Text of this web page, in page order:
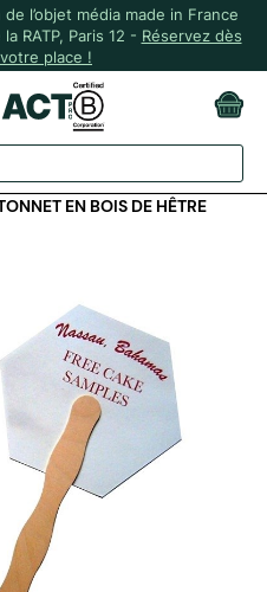
l’objet média made in France
RATP, Paris 12 - Réservez dès
place !
EN BOIS DE HÊTRE